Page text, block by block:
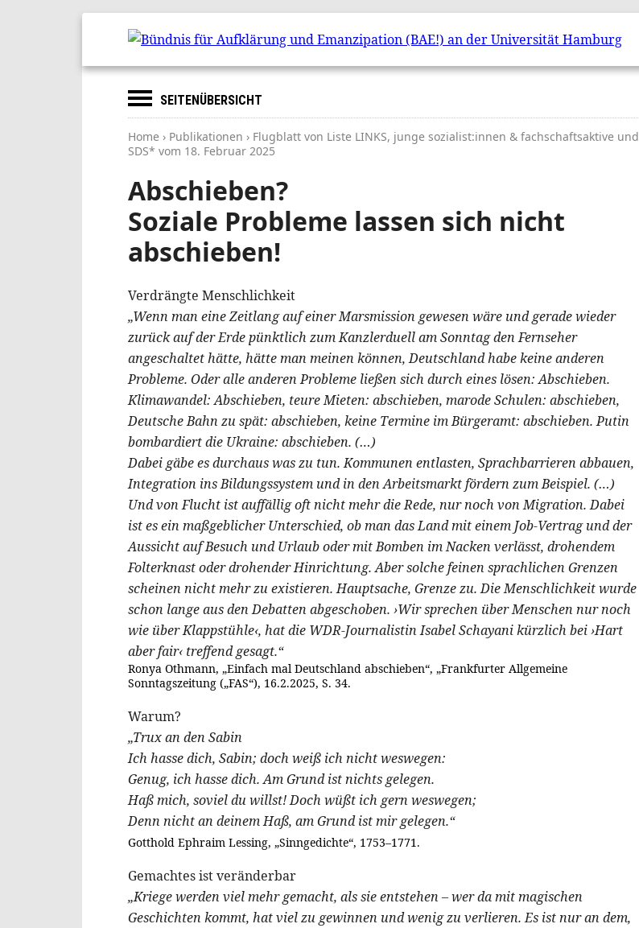
SEITENÜBERSICHT
Home › Publikationen › Flugblatt von Liste LINKS, junge sozialist:innen & fachschaftsaktive und
SDS* vom 18. Februar 2025
Abschieben?
Soziale Probleme lassen sich nicht
abschieben!
Verdrängte Menschlichkeit
„Wenn man eine Zeitlang auf einer Marsmission gewesen wäre und gerade wieder
zurück auf der Erde pünktlich zum Kanzlerduell am Sonntag den Fernseher
angeschaltet hätte, hätte man meinen können, Deutschland habe keine anderen
Probleme. Oder alle anderen Probleme ließen sich durch eines lösen: Abschieben.
Klimawandel: Abschieben, teure Mieten: abschieben, marode Schulen: abschieben,
Deutsche Bahn zu spät: abschieben, keine Termine im Bürgeramt: abschieben. Putin
bombardiert die Ukraine: abschieben. (…)
Dabei gäbe es durchaus was zu tun. Kommunen entlasten, Sprachbarrieren abbauen,
Integration ins Bildungssystem und in den Arbeitsmarkt fördern zum Beispiel. (…)
Und von Flucht ist auffällig oft nicht mehr die Rede, nur noch von Migration. Dabei
ist es ein maßgeblicher Unterschied, ob man das Land mit einem Job-Vertrag und der
Aussicht auf Besuch und Urlaub oder mit Bomben im Nacken verlässt, drohendem
Folterknast oder drohender Hinrichtung. Aber solche feinen sprachlichen Grenzen
scheinen nicht mehr zu existieren. Hauptsache, Grenze zu. Die Menschlichkeit wurde
schon lange aus den Debatten abgeschoben. ›Wir sprechen über Menschen nur noch
wie über Klappstühle‹, hat die WDR-Journalistin Isabel Schayani kürzlich bei ›Hart
aber fair‹ treffend gesagt.“
Ronya Othmann, „Einfach mal Deutschland abschieben“, „Frankfurter Allgemeine
Sonntagszeitung („FAS“), 16.2.2025, S. 34.
Warum?
„Trux an den Sabin
Ich hasse dich, Sabin; doch weiß ich nicht weswegen:
Genug, ich hasse dich. Am Grund ist nichts gelegen.
Haß mich, soviel du willst! Doch wüßt ich gern weswegen;
Denn nicht an deinem Haß, am Grund ist mir gelegen.“
Gotthold Ephraim Lessing, „Sinngedichte“, 1753–1771.
Gemachtes ist veränderbar
„Kriege werden viel mehr gemacht, als sie entstehen – wer da mit magischen
Geschichten kommt, hat viel zu gewinnen und wenig zu verlieren. Es ist nur an dem,